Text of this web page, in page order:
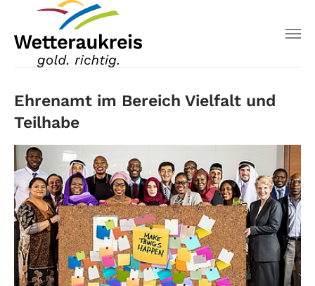
Ehrenamt im Bereich Vielfalt und
Teilhabe